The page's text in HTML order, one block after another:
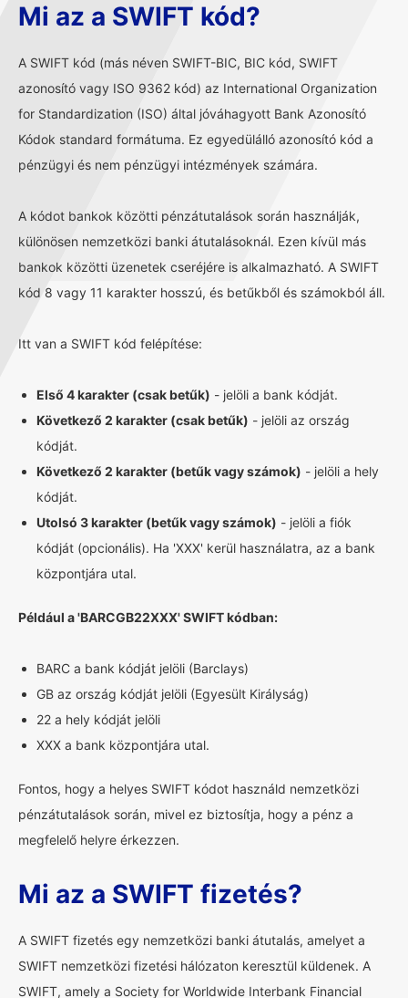
Mi az a SWIFT kód?
A SWIFT kód (más néven SWIFT-BIC, BIC kód, SWIFT
azonosító vagy ISO 9362 kód) az International Organization
for Standardization (ISO) által jóváhagyott Bank Azonosító
Kódok standard formátuma. Ez egyedülálló azonosító kód a
pénzügyi és nem pénzügyi intézmények számára.
A kódot bankok közötti pénzátutalások során használják,
különösen nemzetközi banki átutalásoknál. Ezen kívül más
bankok közötti üzenetek cseréjére is alkalmazható. A SWIFT
kód 8 vagy 11 karakter hosszú, és betűkből és számokból áll.
Itt van a SWIFT kód felépítése:
Első 4 karakter (csak betűk) - jelöli a bank kódját.
Következő 2 karakter (csak betűk) - jelöli az ország
kódját.
Következő 2 karakter (betűk vagy számok) - jelöli a hely
kódját.
Utolsó 3 karakter (betűk vagy számok) - jelöli a fiók
kódját (opcionális). Ha 'XXX' kerül használatra, az a bank
központjára utal.
Például a 'BARCGB22XXX' SWIFT kódban:
BARC a bank kódját jelöli (Barclays)
GB az ország kódját jelöli (Egyesült Királyság)
22 a hely kódját jelöli
XXX a bank központjára utal.
Fontos, hogy a helyes SWIFT kódot használd nemzetközi
pénzátutalások során, mivel ez biztosítja, hogy a pénz a
megfelelő helyre érkezzen.
Mi az a SWIFT fizetés?
A SWIFT fizetés egy nemzetközi banki átutalás, amelyet a
SWIFT nemzetközi fizetési hálózaton keresztül küldenek. A
SWIFT, amely a Society for Worldwide Interbank Financial